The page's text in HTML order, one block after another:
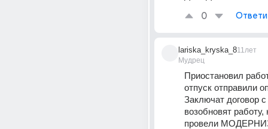
0
lariska_kryska_8
Мудрец
11лет
Приостановил
отпуск отправили
Заключат договор
возобновят
провели